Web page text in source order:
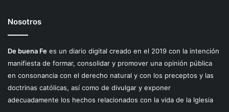
Nosotros
De buena Fe es un diario digital creado en el 2019 con la intención
manifiesta de formar, consolidar y promover una opinión pública
en consonancia con el derecho natural y con los preceptos y las
doctrinas católicas, así como de divulgar y exponer
adecuadamente los hechos relacionados con la vida de la Iglesia